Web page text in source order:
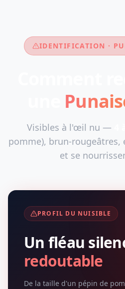
IDENTIFICATION ·
Visibles à l'œil nu —
pomme), brun-
et se
PROFIL DU NUISIBLE
Un fléau
redoutable
De la taille d'un pépin de